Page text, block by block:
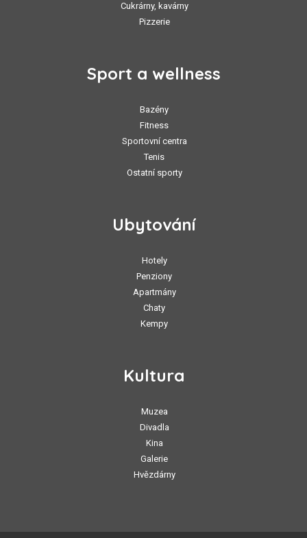
Cukrárny, kavárny
Pizzerie
Sport a wellness
Bazény
Fitness
Sportovní centra
Tenis
Ostatní sporty
Ubytování
Hotely
Penziony
Apartmány
Chaty
Kempy
Kultura
Muzea
Divadla
Kina
Galerie
Hvězdárny